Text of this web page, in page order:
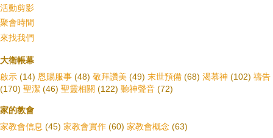
活動剪影
聚會時間
來找我們
大衛帳幕
啟示 (14) 恩賜服事 (48) 敬拜讚美 (49) 末世預備 (68) 渴慕神 (102) 禱告
(170) 聖潔 (46) 聖靈相關 (122) 聽神聲音 (72)
家的教會
家教會信息 (45) 家教會實作 (60) 家教會概念 (63)